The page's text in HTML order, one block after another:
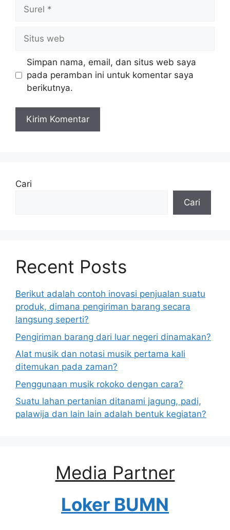
web
Simpan nama, email, dan situs web saya
pada peramban ini untuk komentar saya
berikutnya.
Cari
Cari
Recent Posts
Berikut adalah contoh inovasi penjualan suatu
produk, dimana pengiriman barang secara
langsung seperti?
Pengiriman barang dari luar negeri dinamakan?
Alat musik dan notasi musik pertama kali
ditemukan pada zaman?
Penggunaan musik rokoko dengan cara?
Suatu lahan pertanian ditanami jagung, padi,
palawija dan lain lain adalah bentuk kegiatan?
Media Partner
Loker BUMN